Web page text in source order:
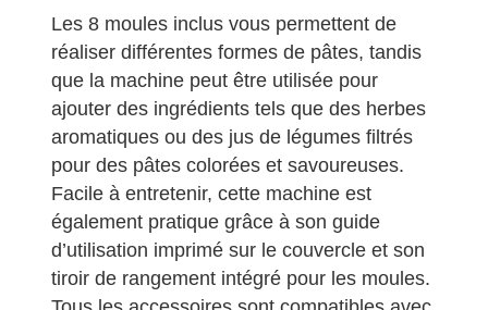
Les 8 moules inclus vous permettent de
réaliser différentes formes de pâtes, tandis
que la machine peut être utilisée pour
ajouter des ingrédients tels que des herbes
aromatiques ou des jus de légumes filtrés
pour des pâtes colorées et savoureuses.
Facile à entretenir, cette machine est
également pratique grâce à son guide
d’utilisation imprimé sur le couvercle et son
tiroir de rangement intégré pour les moules.